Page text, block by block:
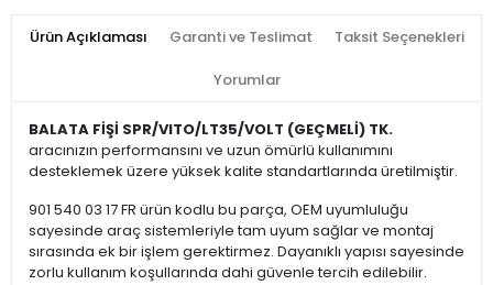
Ürün Açıklaması Garanti ve Teslimat Taksit Seçenekleri
Yorumlar
BALATA FİŞİ SPR/VITO/LT35/VOLT (GEÇMELİ) TK.
aracınızın performansını ve uzun ömürlü kullanımını
desteklemek üzere yüksek kalite standartlarında üretilmiştir.
901 540 03 17 FR ürün kodlu bu parça, OEM uyumluluğu
sayesinde araç sistemleriyle tam uyum sağlar ve montaj
sırasında ek bir işlem gerektirmez. Dayanıklı yapısı sayesinde
zorlu kullanım koşullarında dahi güvenle tercih edilebilir.